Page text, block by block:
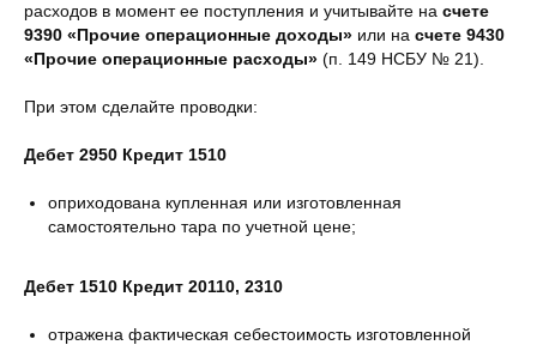
расходов в момент ее поступления и учитывайте на счете
9390 «Прочие операционные доходы» или на счете 9430
«Прочие операционные расходы» (п. 149 НСБУ № 21).
При этом сделайте проводки:
Дебет 2950 Кредит 1510
оприходована купленная или изготовленная
самостоятельно тара по учетной цене;
Дебет 1510 Кредит 20110, 2310
отражена фактическая себестоимость изготовленной